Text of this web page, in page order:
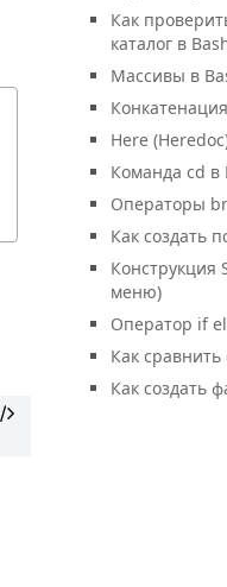
Как
каталог в
Массивы в
Here
Команда cd в
Операторы
Как создать
Конструкция
меню)
Оператор if
Как сравнить
Как создать